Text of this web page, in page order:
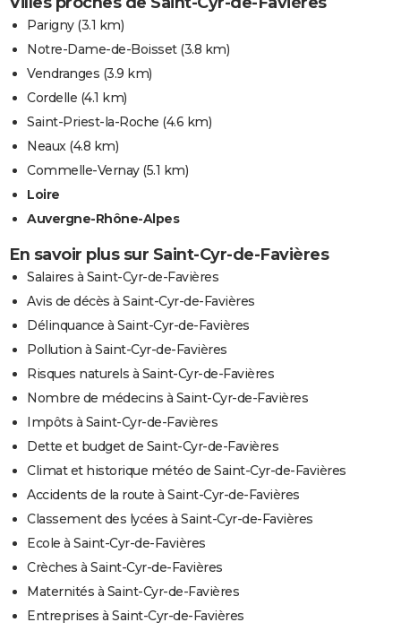
Parigny(3.1 km)
Notre-Dame-de-Boisset(3.8 km)
Vendranges (3.9 km)
Cordelle (4.1 km)
Saint-Priest-la-Roche (4.6 km)
Neaux(4.8 km)
Commelle-Vernay(5.1 km)
Loire
Auvergne-Rhône-Alpes
En savoir plus sur Saint-Cyr-de-Favières
Salaires à Saint-Cyr-de-Favières
Avis de décès à Saint-Cyr-de-Favières
Délinquance à Saint-Cyr-de-Favières
Pollution à Saint-Cyr-de-Favières
Risques naturels à Saint-Cyr-de-Favières
Nombre de médecins à Saint-Cyr-de-Favières
Impôts à Saint-Cyr-de-Favières
Dette et budget de Saint-Cyr-de-Favières
Climat et historique météo de Saint-Cyr-de-Favières
Accidents de la route à Saint-Cyr-de-Favières
Classement des lycées à Saint-Cyr-de-Favières
Ecole à Saint-Cyr-de-Favières
Crèches à Saint-Cyr-de-Favières
Maternités à Saint-Cyr-de-Favières
Entreprises à Saint-Cyr-de-Favières